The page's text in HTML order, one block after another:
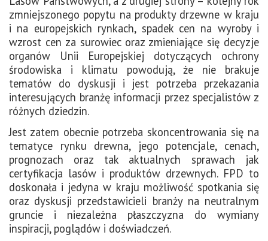
zmniejszonego popytu na produkty drzewne w kraju
i na europejskich rynkach, spadek cen na wyroby i
wzrost cen za surowiec oraz zmieniające się decyzje
organów Unii Europejskiej dotyczących ochrony
środowiska i klimatu powodują, że nie brakuje
tematów do dyskusji i jest potrzeba przekazania
interesujących branżę informacji przez specjalistów z
różnych dziedzin.
Jest zatem obecnie potrzeba skoncentrowania się na
tematyce rynku drewna, jego potencjale, cenach,
prognozach oraz tak aktualnych sprawach jak
certyfikacja lasów i produktów drzewnych. FPD to
doskonała i jedyna w kraju możliwość spotkania się
oraz dyskusji przedstawicieli branży na neutralnym
gruncie i niezależna płaszczyzna do wymiany
inspiracji, poglądów i doświadczeń.